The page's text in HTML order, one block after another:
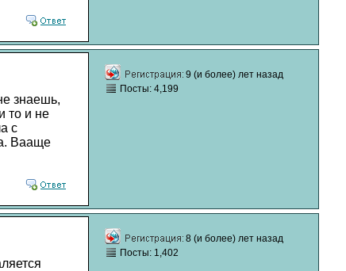
знаешь,
то и не
с
Вааще
9 (и более) лет назад
Посты: 4,199
8 (и более) лет назад
Посты: 1,402